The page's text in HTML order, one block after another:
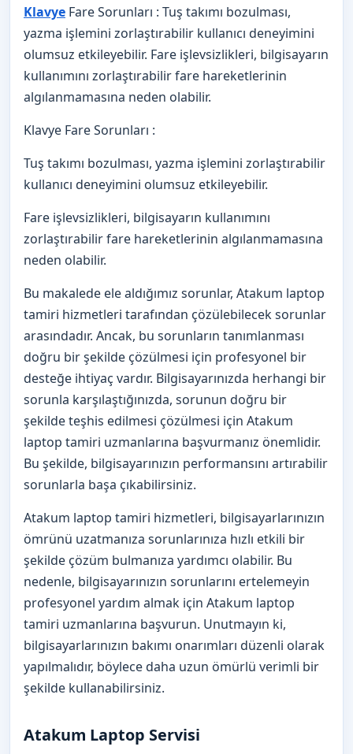
Klavye Fare Sorunları : Tuş takımı bozulması,
yazma işlemini zorlaştırabilir kullanıcı deneyimini
olumsuz etkileyebilir. Fare işlevsizlikleri, bilgisayarın
kullanımını zorlaştırabilir fare hareketlerinin
algılanmamasına neden olabilir.
Klavye Fare Sorunları :
Tuş takımı bozulması, yazma işlemini zorlaştırabilir
kullanıcı deneyimini olumsuz etkileyebilir.
Fare işlevsizlikleri, bilgisayarın kullanımını
zorlaştırabilir fare hareketlerinin algılanmamasına
neden olabilir.
Bu makalede ele aldığımız sorunlar, Atakum laptop
tamiri hizmetleri tarafından çözülebilecek sorunlar
arasındadır. Ancak, bu sorunların tanımlanması
doğru bir şekilde çözülmesi için profesyonel bir
desteğe ihtiyaç vardır. Bilgisayarınızda herhangi bir
sorunla karşılaştığınızda, sorunun doğru bir
şekilde teşhis edilmesi çözülmesi için Atakum
laptop tamiri uzmanlarına başvurmanız önemlidir.
Bu şekilde, bilgisayarınızın performansını artırabilir
sorunlarla başa çıkabilirsiniz.
Atakum laptop tamiri hizmetleri, bilgisayarlarınızın
ömrünü uzatmanıza sorunlarınıza hızlı etkili bir
şekilde çözüm bulmanıza yardımcı olabilir. Bu
nedenle, bilgisayarınızın sorunlarını ertelemeyin
profesyonel yardım almak için Atakum laptop
tamiri uzmanlarına başvurun. Unutmayın ki,
bilgisayarlarınızın bakımı onarımları düzenli olarak
yapılmalıdır, böylece daha uzun ömürlü verimli bir
şekilde kullanabilirsiniz.
Atakum Laptop Servisi